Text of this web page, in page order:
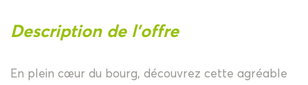
description de l'offre
En plein cœur du bourg, découvrez cette agréable